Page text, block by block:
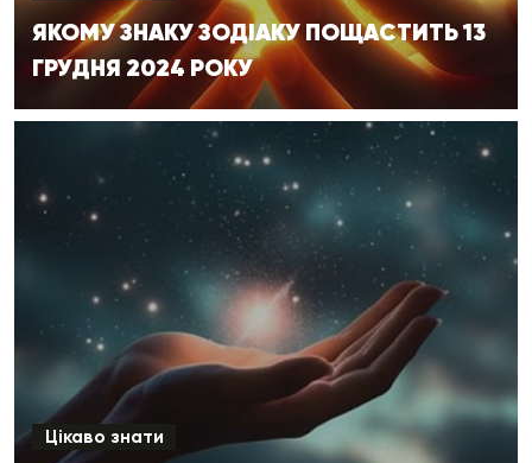
ЯКОМУ ЗНАКУ ЗОДІАКУ ПОЩАСТИТЬ 13
ГРУДНЯ 2024 РОКУ
Цікаво знати